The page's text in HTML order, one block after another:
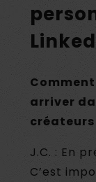
arriver
J.C. : En
C’est